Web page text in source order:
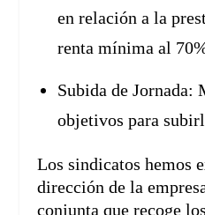
en relación a la
renta mínima al
Subida de Jornada:
objetivos para
Los sindicatos hemos
dirección de la
conjunta que recoge